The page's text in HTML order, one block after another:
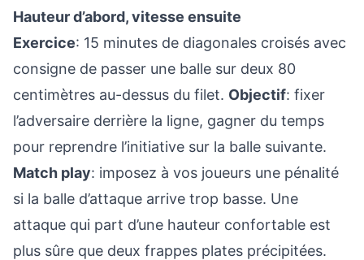
Hauteur d’abord, vitesse ensuite
Exercice: 15 minutes de diagonales croisés avec
consigne de passer une balle sur deux 80
centimètres au-dessus du filet. Objectif: fixer
l’adversaire derrière la ligne, gagner du temps
pour reprendre l’initiative sur la balle suivante.
Match play: imposez à vos joueurs une pénalité
si la balle d’attaque arrive trop basse. Une
attaque qui part d’une hauteur confortable est
plus sûre que deux frappes plates précipitées.